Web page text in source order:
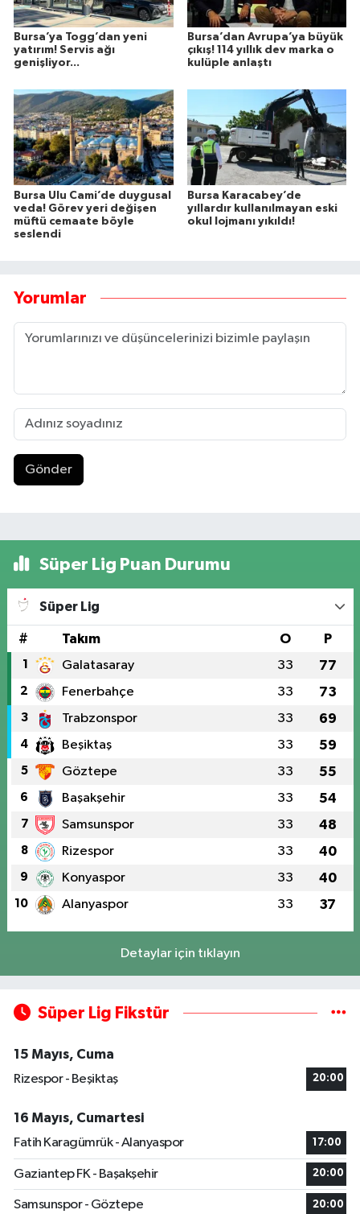
Bursa’ya Togg’dan yeni
yatırım! Servis ağı
genişliyor...
Bursa’dan Avrupa’ya büyük
çıkış! 114 yıllık dev marka o
kulüple anlaştı
Bursa Ulu Cami’de duygusal
veda! Görev yeri değişen
müftü cemaate böyle
seslendi
Bursa Karacabey’de
yıllardır kullanılmayan eski
okul lojmanı yıkıldı!
Yorumlar
Gönder
Süper Lig Puan Durumu
Süper Lig
# Takım O P
1 Galatasaray 33 77
2 Fenerbahçe 33 73
3 Trabzonspor 33 69
4 Beşiktaş 33 59
5 Göztepe 33 55
6 Başakşehir 33 54
7 Samsunspor 33 48
8 Rizespor 33 40
9 Konyaspor 33 40
10 Alanyaspor 33 37
Detaylar için tıklayın
Süper Lig Fikstür
15 Mayıs, Cuma
Rizespor - Beşiktaş
20:00
16 Mayıs, Cumartesi
Fatih Karagümrük - Alanyaspor
17:00
Gaziantep FK - Başakşehir 20:00
Samsunspor - Göztepe 20:00